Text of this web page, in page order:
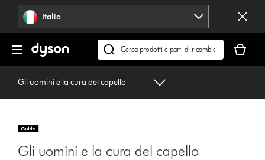
navigazione Italia
Cerca
su
dyson.it
carrello
è
Gli uomini e la cura del capello
Gli uomini e la cura del capello